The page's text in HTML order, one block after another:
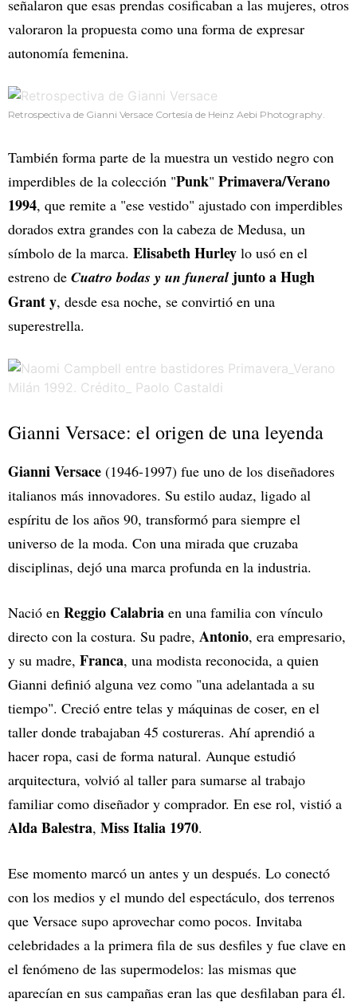
señalaron que esas prendas cosificaban a las mujeres, otros
valoraron la propuesta como una forma de expresar
autonomía femenina.
Retrospectiva de Gianni Versace Cortesía de Heinz Aebi Photography.
También forma parte de la muestra un vestido negro con
imperdibles de la colección "Punk" Primavera/Verano
1994, que remite a "ese vestido" ajustado con imperdibles
dorados extra grandes con la cabeza de Medusa, un
símbolo de la marca. Elisabeth Hurley lo usó en el
estreno de Cuatro bodas y un funeral junto a Hugh
Grant y, desde esa noche, se convirtió en una
superestrella.
Gianni Versace: el origen de una leyenda
Gianni Versace (1946-1997) fue uno de los diseñadores
italianos más innovadores. Su estilo audaz, ligado al
espíritu de los años 90, transformó para siempre el
universo de la moda. Con una mirada que cruzaba
disciplinas, dejó una marca profunda en la industria.
Nació en Reggio Calabria en una familia con vínculo
directo con la costura. Su padre, Antonio, era empresario,
y su madre, Franca, una modista reconocida, a quien
Gianni definió alguna vez como "una adelantada a su
tiempo". Creció entre telas y máquinas de coser, en el
taller donde trabajaban 45 costureras. Ahí aprendió a
hacer ropa, casi de forma natural. Aunque estudió
arquitectura, volvió al taller para sumarse al trabajo
familiar como diseñador y comprador. En ese rol, vistió a
Alda Balestra, Miss Italia 1970.
Ese momento marcó un antes y un después. Lo conectó
con los medios y el mundo del espectáculo, dos terrenos
que Versace supo aprovechar como pocos. Invitaba
celebridades a la primera fila de sus desfiles y fue clave en
el fenómeno de las supermodelos: las mismas que
aparecían en sus campañas eran las que desfilaban para él.